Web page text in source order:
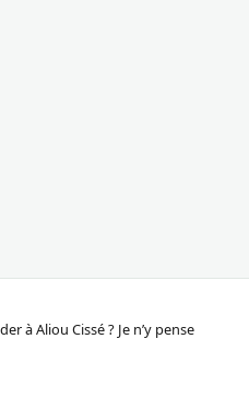
à Aliou Cissé ? Je n’y pense